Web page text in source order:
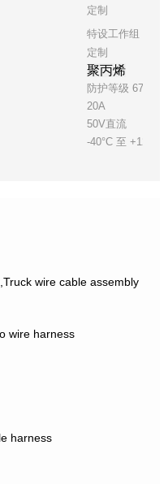
定制
特设工作组 26
定制
聚丙烯
防护等级 67
20A
50V直流
-40°C 至 +125°C
wire cable assembly
wire harness
harness